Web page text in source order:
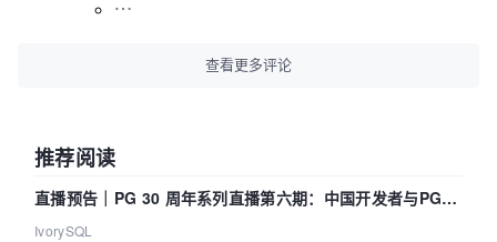
查看更多评论
推荐阅读
直播预告｜PG 30 周年系列直播第六期：中国开发者与PG内
核——我们改得动吗？我们贡献了什么？
IvorySQL